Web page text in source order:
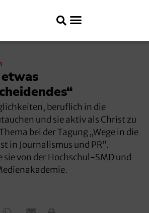
beruflich in die
und sie aktiv als Christ zu
bei der Tagung „Wege in die
in Journalismus und PR“.
von der Hochschul-SMD und